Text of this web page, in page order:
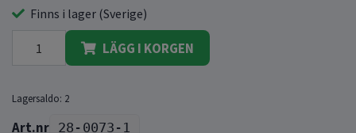
Finns i lager (Sverige)
LÄGG I KORGEN
Lagersaldo: 2
28-0073-1